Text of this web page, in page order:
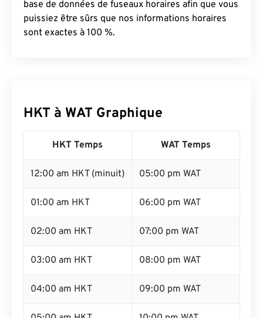
base de données de fuseaux horaires afin que vous
puissiez être sûrs que nos informations horaires
sont exactes à 100 %.
HKT à WAT Graphique
HKT Temps WAT Temps
12:00 am HKT (minuit) 05:00 pm WAT
01:00 am HKT 06:00 pm WAT
02:00 am HKT 07:00 pm WAT
03:00 am HKT 08:00 pm WAT
04:00 am HKT 09:00 pm WAT